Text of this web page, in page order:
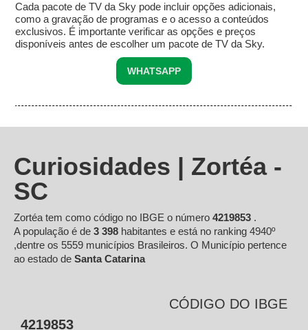
Cada pacote de TV da Sky pode incluir opções adicionais,
como a gravação de programas e o acesso a conteúdos
exclusivos. É importante verificar as opções e preços
disponíveis antes de escolher um pacote de TV da Sky.
WHATSAPP
Curiosidades | Zortéa -
SC
Zortéa tem como código no IBGE o número 4219853 .
A população é de 3 398 habitantes e está no ranking 4940º
,dentre os 5559 municípios Brasileiros. O Município pertence
ao estado de Santa Catarina
CÓDIGO DO IBGE
4219853